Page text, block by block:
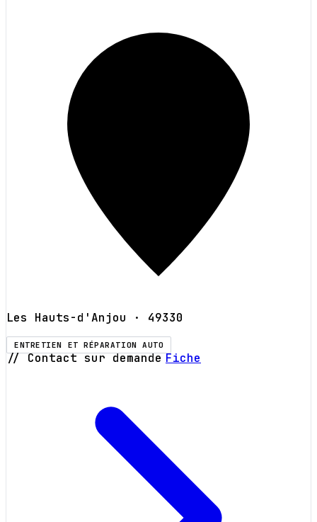
Les Hauts-d'Anjou · 49330
ENTRETIEN ET RÉPARATION AUTO
// Contact sur demande Fiche